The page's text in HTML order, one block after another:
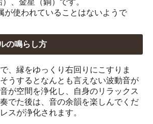
、金星（銅）です。
が使われていることはないようで
の鳴らし方
、縁をゆっくり右回りにこすりま
うするとなんとも言えない波動音が
が空間を浄化し、自身のリラックス
でた後は、音の余韻を楽しんでくだ
スが浄化されます。